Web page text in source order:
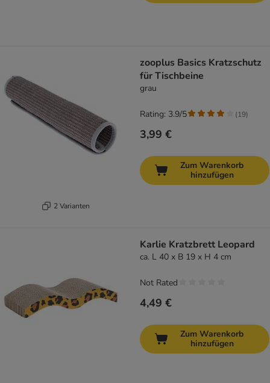
2 Varianten
zooplus Basics Kratzschutz
für Tischbeine
grau
3,99 €
Rating: 3.9/5 (19)
Zum Warenkorb
hinzufügen
Karlie Kratzbrett Leopard
ca. L 40 x B 19 x H 4 cm
4,49 €
Not Rated
Zum Warenkorb
hinzufügen